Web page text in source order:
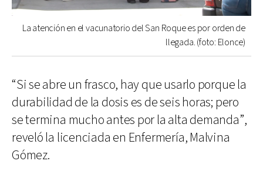
La atención en el vacunatorio del San Roque es por orden de
llegada. (foto: Elonce)
“Si se abre un frasco, hay que usarlo porque la
durabilidad de la dosis es de seis horas; pero
se termina mucho antes por la alta demanda”,
reveló la licenciada en Enfermería, Malvina
Gómez.